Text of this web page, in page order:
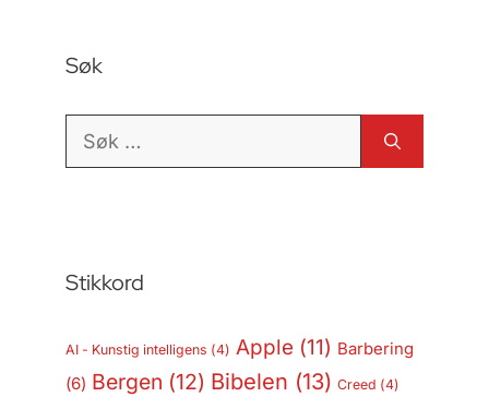
Søk
Søk
Stikkord
AI - Kunstig intelligens (4) Apple (11) Barbering
(6) Bergen (12) Bibelen (13) Creed (4)